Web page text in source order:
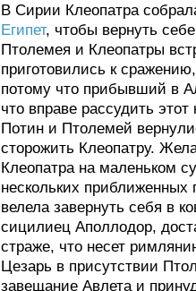
В Сирии Клеопатра
Египет, чтобы вернуть
Птолемея и Клеопатры
приготовились к
потому что прибывший в
что вправе рассудить
Потин и Птолемей
сторожить Клеопатру.
Клеопатра на маленьком
нескольких
велела завернуть себя в
сицилиец Аполлодор,
страже, что несет
Цезарь в присутствии
завещание Авлета и